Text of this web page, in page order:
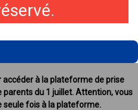
à la plateforme de prise
du 1 juillet. Attention, vous
seule fois à la plateforme.